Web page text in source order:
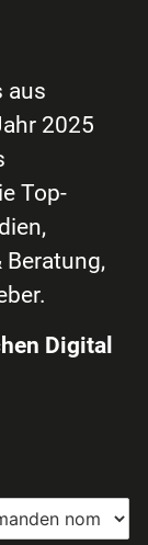
aus
2025
Top-
Beratung,
Digital